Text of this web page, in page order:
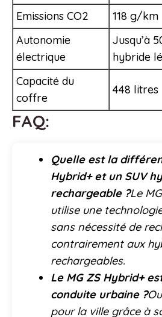
Emissions CO2
118 g/km
Autonomie
électrique
Jusqu’à
hybride
Capacité du
coffre
448 litres
FAQ:
Quelle est la
Hybrid+ et un SUV
rechargeable ?Le
utilise une
sans nécessité de
contrairement aux
rechargeables.
Le MG ZS Hybrid+
conduite urbaine ?
pour la ville grâce à